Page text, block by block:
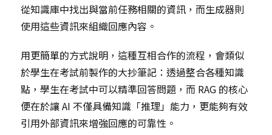
從知識庫中找出與當前任務相關的資訊，而生成器則
使用這些資訊來組織回應內容。
用更簡單的方式說明，這種互相合作的流程，會類似
於學生在考試前製作的大抄筆記：透過整合各種知識
點，學生在考試中可以精準回答問題，而 RAG 的核心
便在於讓 AI 不僅具備知識「推理」能力，更能夠有效
引用外部資訊來增強回應的可靠性。